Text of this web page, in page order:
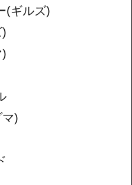
(ギルズ)
)